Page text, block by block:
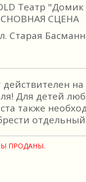
Театр
СЦЕНА
Старая
действителен
Для детей
также
ПРОДАНЫ.